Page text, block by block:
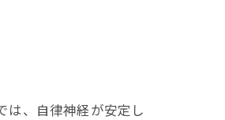
は、自律神経が安定し